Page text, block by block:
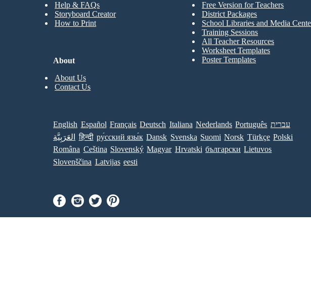
Help & FAQs
Storyboard Creator
How to Print
Free Version for Teachers
District Packages
School Libraries and Media
Training Sessions
All Teacher Resources
Worksheet Templates
Poster Templates
About
About Us
Contact Us
English Español Français Deutsch Italiana Nederlands Português עברית
العَرَبِيَّة
हिन्दी ру́сский язы́к Dansk Svenska Suomi Norsk Türkçe Polski
Româna Ceština Slovenský Magyar Hrvatski български Lietuvos
Slovenščina Latvijas eesti